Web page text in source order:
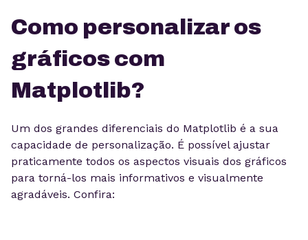
Como personalizar os
gráficos com
Matplotlib?
Um dos grandes diferenciais do Matplotlib é a sua
capacidade de personalização. É possível ajustar
praticamente todos os aspectos visuais dos gráficos
para torná-los mais informativos e visualmente
agradáveis. Confira: